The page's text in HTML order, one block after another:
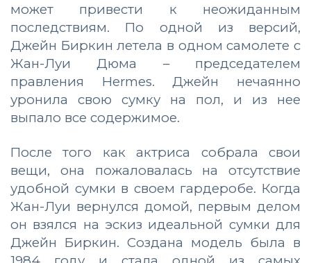
может привести к неожиданным
последствиям. По одной из версий,
Джейн Биркин летела в одном самолете с
Жан-Луи Дюма – председателем
правления Hermes. Джейн нечаянно
уронила свою сумку на пол, и из нее
выпало все содержимое.
После того как актриса собрала свои
вещи, она пожаловалась на отсутствие
удобной сумки в своем гардеробе. Когда
Жан-Луи вернулся домой, первым делом
он взялся на эскиз идеальной сумки для
Джейн Биркин. Создана модель была в